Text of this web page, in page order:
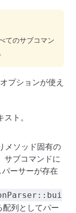
てのサブコマン
プションが使え
ト。
メソッド固有の
サブコマンドに
ーサーが存在
配列としてパー